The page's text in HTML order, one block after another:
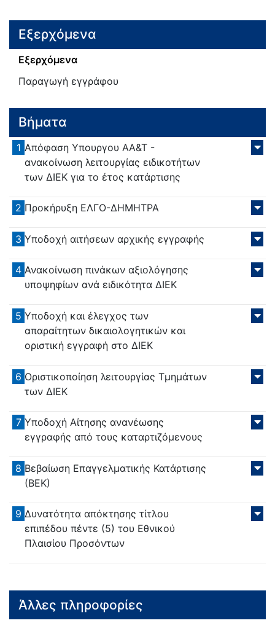
Εξερχόμενα
Εξερχόμενα
Παραγωγή εγγράφου
Βήματα
1 Απόφαση Υπουργου ΑΑ&Τ -
ανακοίνωση λειτουργίας ειδικοτήτων
των ΔΙΕΚ για το έτος κατάρτισης
2 Προκήρυξη ΕΛΓΟ-ΔΗΜΗΤΡΑ
3 Υποδοχή αιτήσεων αρχικής εγγραφής
4 Ανακοίνωση πινάκων αξιολόγησης
υποψηφίων ανά ειδικότητα ΔΙΕΚ
5 Υποδοχή και έλεγχος των
απαραίτητων δικαιολογητικών και
οριστική εγγραφή στο ΔΙΕΚ
6 Οριστικοποίηση λειτουργίας Τμημάτων
των ΔΙΕΚ
7 Υποδοχή Αίτησης ανανέωσης
εγγραφής από τους καταρτιζόμενους
8 Βεβαίωση Επαγγελματικής Κατάρτισης
(ΒΕΚ)
9 Δυνατότητα απόκτησης τίτλου
επιπέδου πέντε (5) του Εθνικού
Πλαισίου Προσόντων
Άλλες πληροφορίες